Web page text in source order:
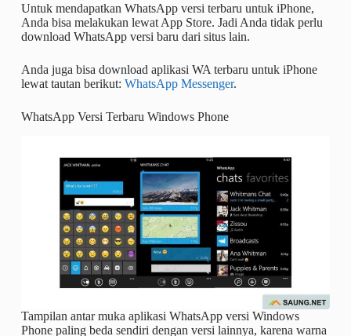
Untuk mendapatkan WhatsApp versi terbaru untuk iPhone,
Anda bisa melakukan lewat App Store. Jadi Anda tidak perlu
download WhatsApp versi baru dari situs lain.
Anda juga bisa download aplikasi WA terbaru untuk iPhone
lewat tautan berikut: WhatsApp Messenger.
WhatsApp Versi Terbaru Windows Phone
Tampilan antar muka aplikasi WhatsApp versi Windows
Phone paling beda sendiri dengan versi lainnya, karena warna